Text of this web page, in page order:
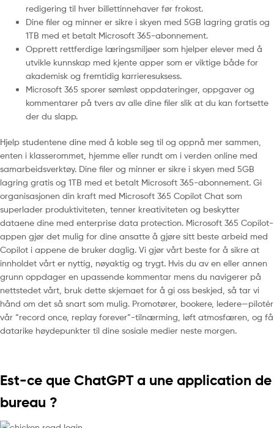
redigering til hver billettinnehaver før frokost.
Dine filer og minner er sikre i skyen med 5GB lagring gratis og
1TB med et betalt Microsoft 365-abonnement.
Opprett rettferdige læringsmiljøer som hjelper elever med å
utvikle kunnskap med kjente apper som er viktige både for
akademisk og fremtidig karrieresuksess.
Microsoft 365 sporer sømløst oppdateringer, oppgaver og
kommentarer på tvers av alle dine filer slik at du kan fortsette
der du slapp.
Hjelp studentene dine med å koble seg til og oppnå mer sammen,
enten i klasserommet, hjemme eller rundt om i verden online med
samarbeidsverktøy. Dine filer og minner er sikre i skyen med 5GB
lagring gratis og 1TB med et betalt Microsoft 365-abonnement. Gi
organisasjonen din kraft med Microsoft 365 Copilot Chat som
superlader produktiviteten, tenner kreativiteten og beskytter
dataene dine med enterprise data protection. Microsoft 365 Copilot-
appen gjør det mulig for dine ansatte å gjøre sitt beste arbeid med
Copilot i appene de bruker daglig. Vi gjør vårt beste for å sikre at
innholdet vårt er nyttig, nøyaktig og trygt. Hvis du av en eller annen
grunn oppdager en upassende kommentar mens du navigerer på
nettstedet vårt, bruk dette skjemaet for å gi oss beskjed, så tar vi
hånd om det så snart som mulig. Promotører, bookere, ledere—pilotér
vår “record once, replay forever”-tilnærming, løft atmosfæren, og få
datarike høydepunkter til dine sosiale medier neste morgen.
Est-ce que ChatGPT a une application de
bureau ?